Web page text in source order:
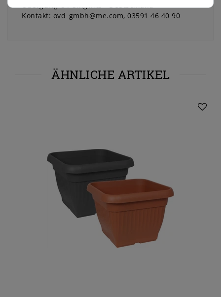
Obergurig OT Singwitz
Deutschland
Kontakt: ovd_gmbh@me.com 03591 46 40 90
ÄHNLICHE ARTIKEL